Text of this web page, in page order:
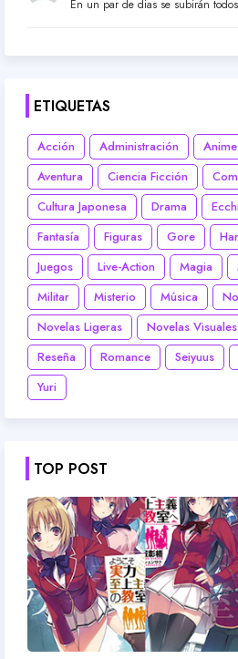
En un par de dias se subirán
ETIQUETAS
Acción Administración Anime
Aventura
Ciencia Ficción
Cultura Japonesa
Drama
Fantasía
Figuras Gore
Juegos
Live-Action Magia
Militar
Misterio Música
Novelas Ligeras
Novelas Visuales
Reseña
Romance Seiyuus
Yuri
TOP POST